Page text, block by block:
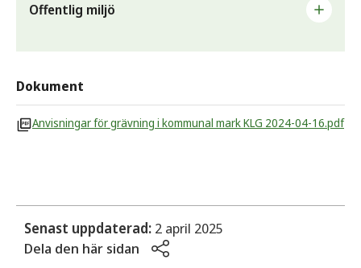
Offentlig miljö
samt planering, exploatering och miljö- och
Telefon
0565-163 63
Postadress
Dokument
Anvisningar för grävning i kommunal mark KLG 2024-04-16.pdf
Senast uppdaterad: 2 april 2025
Dela den här sidan